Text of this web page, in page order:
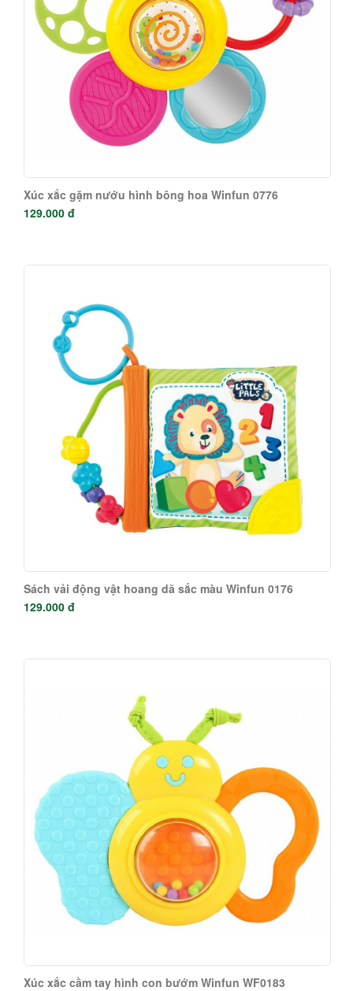
Xúc xắc gặm nướu hình bông hoa Winfun 0776
129.000 đ
Sách vải động vật hoang dã sắc màu Winfun 0176
129.000 đ
Xúc xắc cầm tay hình con bướm Winfun WF0183